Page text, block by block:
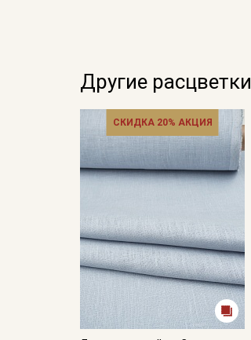
Другие расцветки
СКИДКА 20% АКЦИЯ